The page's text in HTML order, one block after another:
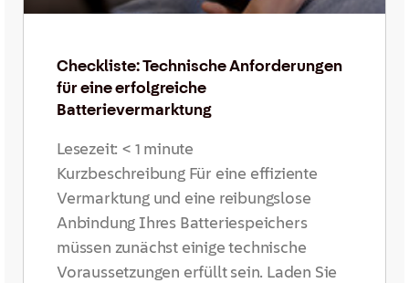
Checkliste: Technische Anforderungen
für eine erfolgreiche
Batterievermarktung
Lesezeit: < 1 minute
Kurzbeschreibung Für eine effiziente
Vermarktung und eine reibungslose
Anbindung Ihres Batteriespeichers
müssen zunächst einige technische
Voraussetzungen erfüllt sein. Laden Sie